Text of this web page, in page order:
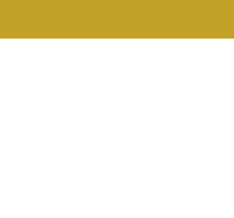
direct